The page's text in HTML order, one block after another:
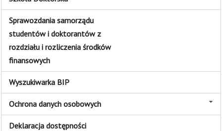
Sprawozdania samorządu
studentów i doktorantów z
rozdziału i rozliczenia środków
finansowych
Wyszukiwarka BIP
Ochrona danych osobowych
Deklaracja dostępności